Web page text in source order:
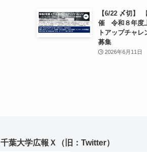
【6/22 〆切】
催 令和８年度
トアップチャ
募集
2026年6月11日
千葉大学広報Ｘ（旧：Twitter）